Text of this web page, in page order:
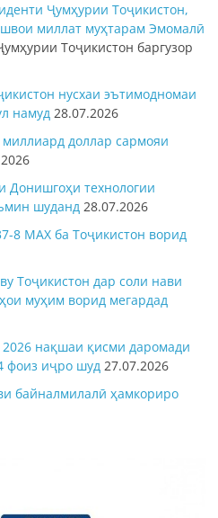
Ҷумҳурии Тоҷикистон,
миллат муҳтарам Эмомалӣ
Тоҷикистон баргузор
нусхаи эътимодномаи
намуд 28.07.2026
доллар сармояи
Донишгоҳи технологии
шуданд 28.07.2026
8 MAX ба Тоҷикистон ворид
Тоҷикистон дар соли нави
муҳим ворид мегардад
нақшаи қисми даромади
фоиз иҷро шуд 27.07.2026
байналмилалӣ ҳамкориро